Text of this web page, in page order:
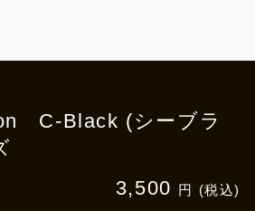
C-Black (シーブラ
3,500 円 (税込)